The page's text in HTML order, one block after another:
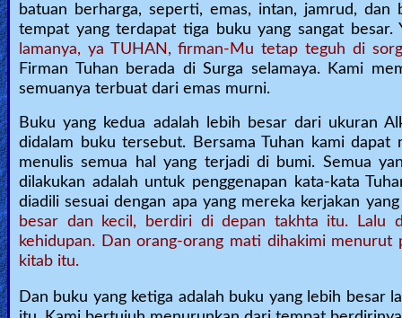
Jesus
Warfare
Revelations
Testimonies
Evangelism
batuan berharga, seperti, emas, intan, jamrud,
tempat yang terdapat tiga buku yang sangat
lamanya, ya TUHAN, firman-Mu tetap teguh di
Firman Tuhan berada di Surga selamaya. Kami
semuanya terbuat dari emas murni.
Buku yang kedua adalah lebih besar dari ukuran
didalam buku tersebut. Bersama Tuhan kami
menulis semua hal yang terjadi di bumi. Semua
dilakukan adalah untuk penggenapan kata-kata
diadili sesuai dengan apa yang mereka kerjakan
besar dan kecil, berdiri di depan takhta itu. Lalu
kehidupan. Dan orang-orang mati dihakimi
kitab itu.
Dan buku yang ketiga adalah buku yang lebih besar